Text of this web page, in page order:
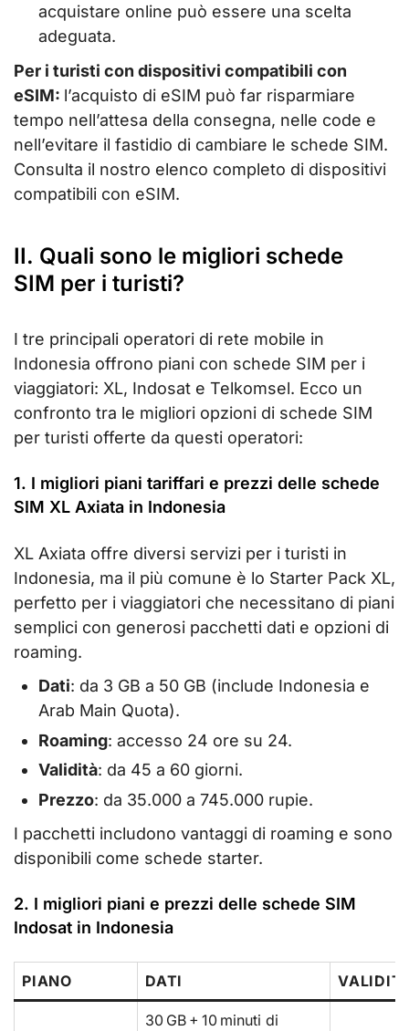
acquistare online può essere una scelta
adeguata.
Per i turisti con dispositivi compatibili con
eSIM: l’acquisto di eSIM può far risparmiare
tempo nell’attesa della consegna, nelle code e
nell’evitare il fastidio di cambiare le schede SIM.
Consulta il nostro elenco completo di dispositivi
compatibili con eSIM.
II. Quali sono le migliori schede
SIM per i turisti?
I tre principali operatori di rete mobile in
Indonesia offrono piani con schede SIM per i
viaggiatori: XL, Indosat e Telkomsel. Ecco un
confronto tra le migliori opzioni di schede SIM
per turisti offerte da questi operatori:
1. I migliori piani tariffari e prezzi delle schede
SIM XL Axiata in Indonesia
XL Axiata offre diversi servizi per i turisti in
Indonesia, ma il più comune è lo Starter Pack XL,
perfetto per i viaggiatori che necessitano di piani
semplici con generosi pacchetti dati e opzioni di
roaming.
Dati: da 3 GB a 50 GB (include Indonesia e
Arab Main Quota).
Roaming: accesso 24 ore su 24.
Validità: da 45 a 60 giorni.
Prezzo: da 35.000 a 745.000 rupie.
I pacchetti includono vantaggi di roaming e sono
disponibili come schede starter.
2. I migliori piani e prezzi delle schede SIM
Indosat in Indonesia
PIANO DATI
30 GB + 10 minuti di